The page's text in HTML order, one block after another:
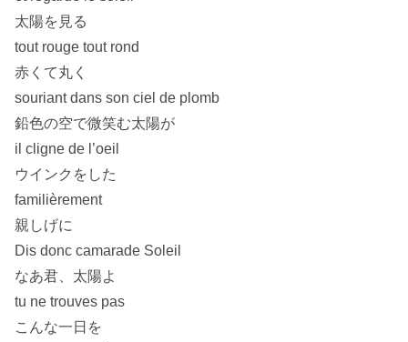
太陽を見る
tout rouge tout rond
赤くて丸く
souriant dans son ciel de plomb
鉛色の空で微笑む太陽が
il cligne de l’oeil
ウインクをした
familièrement
親しげに
Dis donc camarade Soleil
なあ君、太陽よ
tu ne trouves pas
こんな一日を